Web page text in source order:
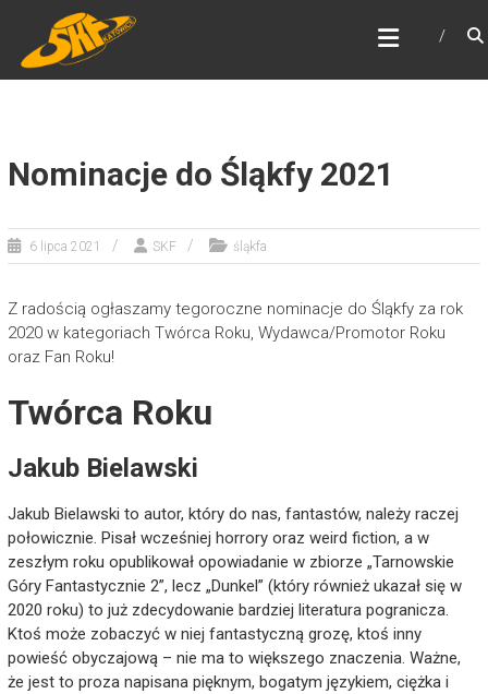
content
ŚLĄSKI KLUB FANTASTYKI
Najstarszy klub fantastyki w Polsce
Nominacje do Śląkfy 2021
6 lipca 2021 SKF śląkfa
Z radością ogłaszamy tegoroczne nominacje do Śląkfy za rok
2020 w kategoriach Twórca Roku, Wydawca/Promotor Roku
oraz Fan Roku!
Twórca Roku
Jakub Bielawski
Jakub Bielawski to autor, który do nas, fantastów, należy raczej
połowicznie. Pisał wcześniej horrory oraz weird fiction, a w
zeszłym roku opublikował opowiadanie w zbiorze „Tarnowskie
Góry Fantastycznie 2”, lecz „Dunkel” (który również ukazał się w
2020 roku) to już zdecydowanie bardziej literatura pogranicza.
Ktoś może zobaczyć w niej fantastyczną grozę, ktoś inny
powieść obyczajową – nie ma to większego znaczenia. Ważne,
że jest to proza napisana pięknym, bogatym językiem, ciężka i